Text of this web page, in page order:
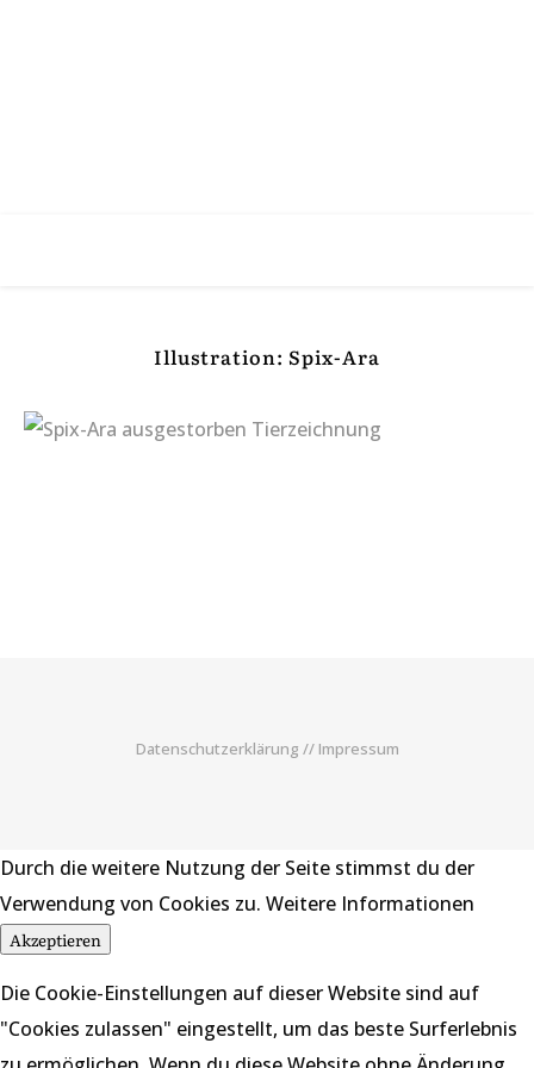
Illustration: Spix-Ara
Datenschutzerklärung // Impressum
Durch die weitere Nutzung der Seite stimmst du der
Verwendung von Cookies zu. Weitere Informationen
Akzeptieren
Die Cookie-Einstellungen auf dieser Website sind auf
"Cookies zulassen" eingestellt, um das beste Surferlebnis